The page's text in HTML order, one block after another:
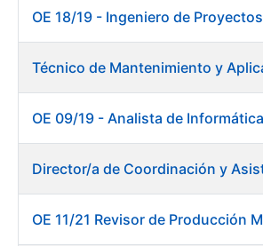
OE 18/19 - Ingeniero de Proyectos